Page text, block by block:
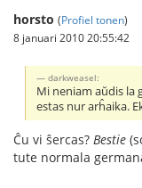
horsto (Profiel tonen)
8 januari 2010 20:55:42
darkweasel:
Mi neniam aŭdis la
estas nur arĥaika.
Ĉu vi ŝercas? Bestie
tute normala